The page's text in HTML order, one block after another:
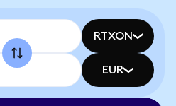
RTXON
EUR